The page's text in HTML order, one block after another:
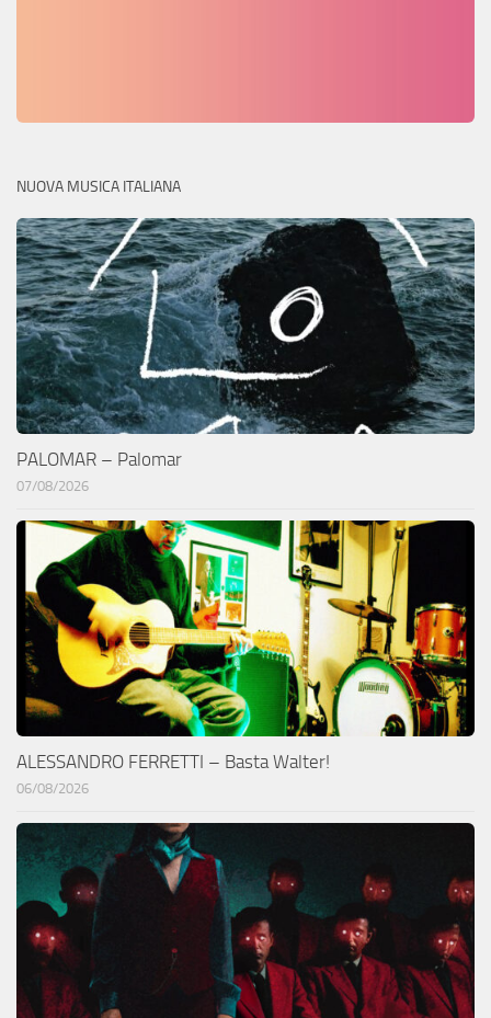
NUOVA MUSICA ITALIANA
PALOMAR – Palomar
07/08/2026
ALESSANDRO FERRETTI – Basta Walter!
06/08/2026